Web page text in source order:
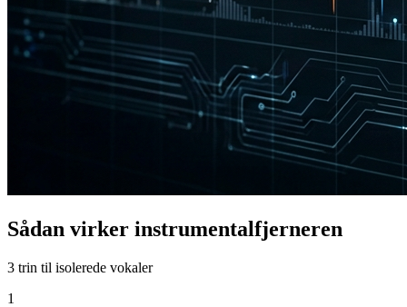
Sådan virker instrumentalfjerneren
3 trin til isolerede vokaler
1